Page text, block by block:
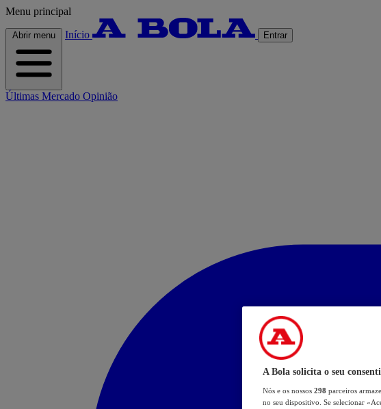
Menu principal
Abrir menu Início Entrar
Últimas Mercado Opinião
A Bola solicita o seu
Nós e os nossos 298 parceiros
no seu dispositivo. Se selecionar